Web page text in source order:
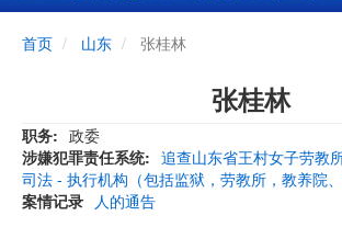
首页 山东 张桂林
张桂林
职务
政委
涉嫌犯罪责任系统
司法 - 执行机构（包括监狱，劳教所，教养院、
案情记录
追查山东省王村女子劳教
人的通告